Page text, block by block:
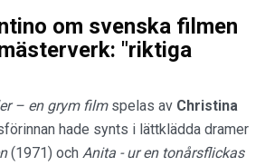
om svenska filmen
"riktiga
– en grym film spelas av Christina
hade synts i lättklädda dramer
(1971) och Anita - ur en tonårsflickas